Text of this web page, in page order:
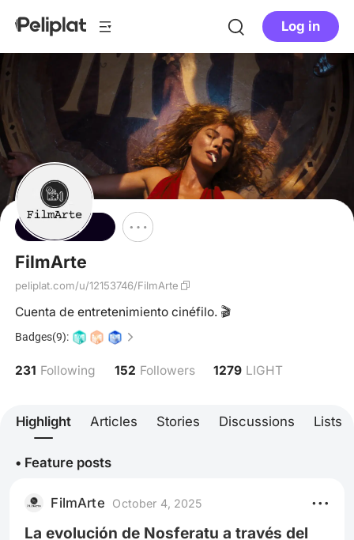
Log in
Follow
FilmArte
peliplat.com/u/12153746/FilmArte
Cuenta de entretenimiento cinéfilo. 🎬
Badges(9):
231 Following 152 Followers 1279 LIGHT
Highlight Articles Stories Discussions Lists
• Feature posts
FilmArte October 4, 2025
La evolución de Nosferatu a través del